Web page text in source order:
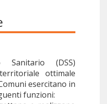
(DSS)
ottimale
esercitano in
funzioni: